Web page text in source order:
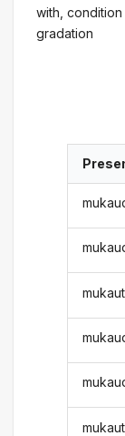
with,
gradation